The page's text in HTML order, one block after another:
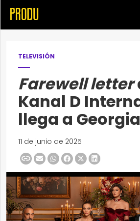
TELEVISIÓN
Farewell letter
Kanal D
llega a Georgia
11 de junio de 2025